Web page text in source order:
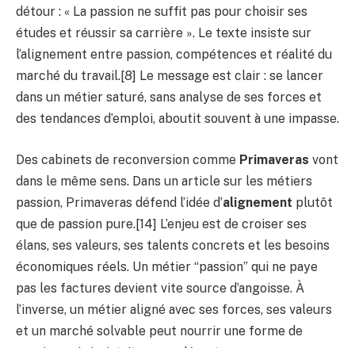
détour : « La passion ne suffit pas pour choisir ses
études et réussir sa carrière ». Le texte insiste sur
l’alignement entre passion, compétences et réalité du
marché du travail.[8] Le message est clair : se lancer
dans un métier saturé, sans analyse de ses forces et
des tendances d’emploi, aboutit souvent à une impasse.
Des cabinets de reconversion comme Primaveras vont
dans le même sens. Dans un article sur les métiers
passion, Primaveras défend l’idée d’alignement plutôt
que de passion pure.[14] L’enjeu est de croiser ses
élans, ses valeurs, ses talents concrets et les besoins
économiques réels. Un métier “passion” qui ne paye
pas les factures devient vite source d’angoisse. À
l’inverse, un métier aligné avec ses forces, ses valeurs
et un marché solvable peut nourrir une forme de